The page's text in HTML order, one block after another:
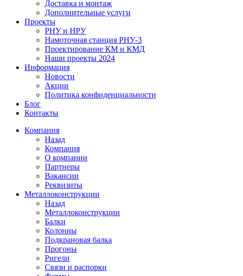
Доставка и монтаж
Дополнительные услуги
Проекты
РНУ и НРУ
Намоточная станция РНУ-3
Проектирование КМ и КМД
Наши проекты 2024
Информация
Новости
Акции
Политика конфиденциальности
Блог
Контакты
Компания
Назад
Компания
О компании
Партнеры
Вакансии
Реквизиты
Металлоконструкции
Назад
Металлоконструкции
Балки
Колонны
Подкрановая балка
Прогоны
Ригели
Связи и распорки